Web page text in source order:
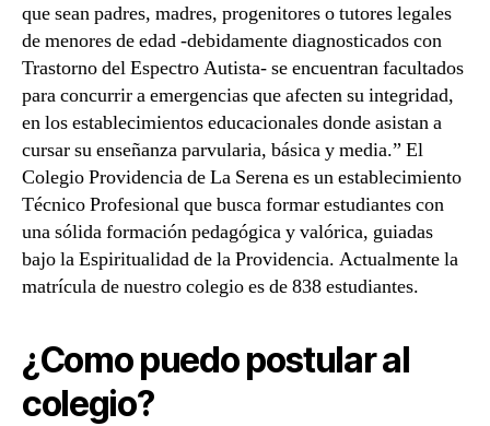
que sean padres, madres, progenitores o tutores legales
de menores de edad -debidamente diagnosticados con
Trastorno del Espectro Autista- se encuentran facultados
para concurrir a emergencias que afecten su integridad,
en los establecimientos educacionales donde asistan a
cursar su enseñanza parvularia, básica y media.” El
Colegio Providencia de La Serena es un establecimiento
Técnico Profesional que busca formar estudiantes con
una sólida formación pedagógica y valórica, guiadas
bajo la Espiritualidad de la Providencia. Actualmente la
matrícula de nuestro colegio es de 838 estudiantes.
¿Como puedo postular al
colegio?